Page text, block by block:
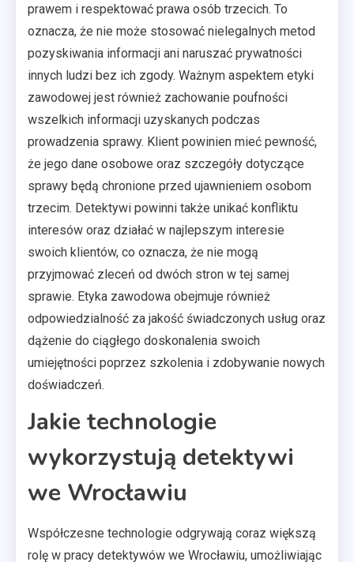
prawem i respektować prawa osób trzecich. To
oznacza, że nie może stosować nielegalnych metod
pozyskiwania informacji ani naruszać prywatności
innych ludzi bez ich zgody. Ważnym aspektem etyki
zawodowej jest również zachowanie poufności
wszelkich informacji uzyskanych podczas
prowadzenia sprawy. Klient powinien mieć pewność,
że jego dane osobowe oraz szczegóły dotyczące
sprawy będą chronione przed ujawnieniem osobom
trzecim. Detektywi powinni także unikać konfliktu
interesów oraz działać w najlepszym interesie
swoich klientów, co oznacza, że nie mogą
przyjmować zleceń od dwóch stron w tej samej
sprawie. Etyka zawodowa obejmuje również
odpowiedzialność za jakość świadczonych usług oraz
dążenie do ciągłego doskonalenia swoich
umiejętności poprzez szkolenia i zdobywanie nowych
doświadczeń.
Jakie technologie
wykorzystują detektywi
we Wrocławiu
Współczesne technologie odgrywają coraz większą
rolę w pracy detektywów we Wrocławiu, umożliwiając